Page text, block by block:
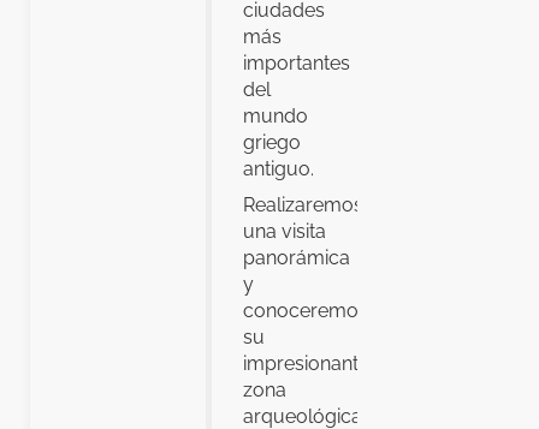
ciudades
más
importantes
del
mundo
griego
antiguo.
Realizaremos
una visita
panorámica
y
conoceremos
su
impresionante
zona
arqueológica,